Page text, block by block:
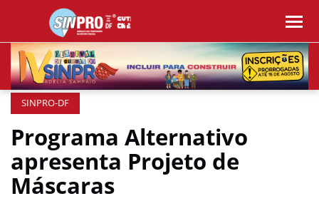
SINPRO-DF
Programa Alternativo
apresenta Projeto de
Máscaras